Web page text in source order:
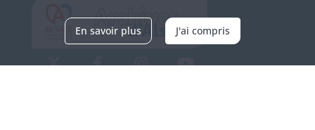
En savoir plus J'ai compris